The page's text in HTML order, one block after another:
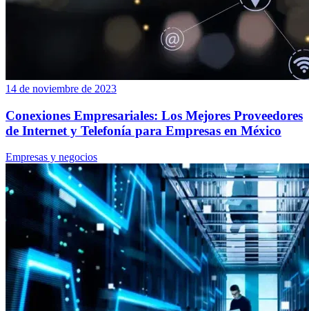
14 de noviembre de 2023
Conexiones Empresariales: Los Mejores Proveedores
de Internet y Telefonía para Empresas en México
Empresas y negocios